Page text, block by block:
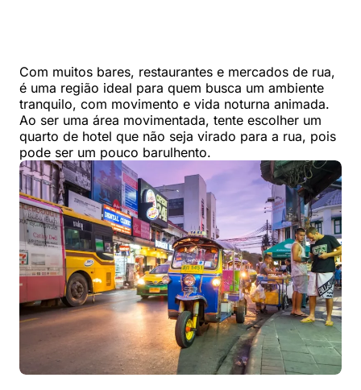
Com muitos bares, restaurantes e mercados de rua,
é uma região ideal para quem busca um ambiente
tranquilo, com movimento e vida noturna animada.
Ao ser uma área movimentada, tente escolher um
quarto de hotel que não seja virado para a rua, pois
pode ser um pouco barulhento.